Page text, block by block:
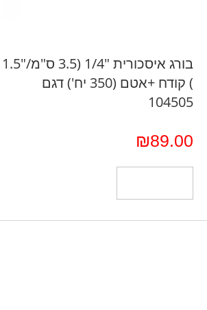
בורג איסכורית "1/4 (3.5 ס"מ/"1.5
) קודח +אטם (350 יח') דגם
104505
₪89.00